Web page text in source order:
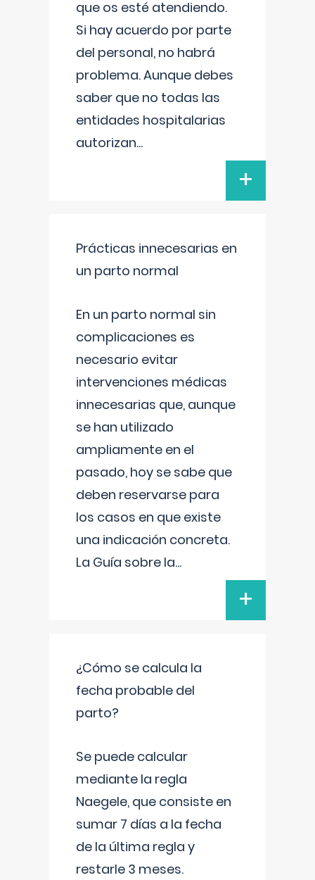
que os esté atendiendo.
Si hay acuerdo por parte
del personal, no habrá
problema. Aunque debes
saber que no todas las
entidades hospitalarias
autorizan...
+
Prácticas innecesarias en
un parto normal
En un parto normal sin
complicaciones es
necesario evitar
intervenciones médicas
innecesarias que, aunque
se han utilizado
ampliamente en el
pasado, hoy se sabe que
deben reservarse para
los casos en que existe
una indicación concreta.
La Guía sobre la...
+
¿Cómo se calcula la
fecha probable del
parto?
Se puede calcular
mediante la regla
Naegele, que consiste en
sumar 7 días a la fecha
de la última regla y
restarle 3 meses.